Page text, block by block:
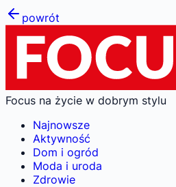
powrót
Focus na życie w dobrym stylu
Najnowsze
Aktywność
Dom i ogród
Moda i uroda
Zdrowie